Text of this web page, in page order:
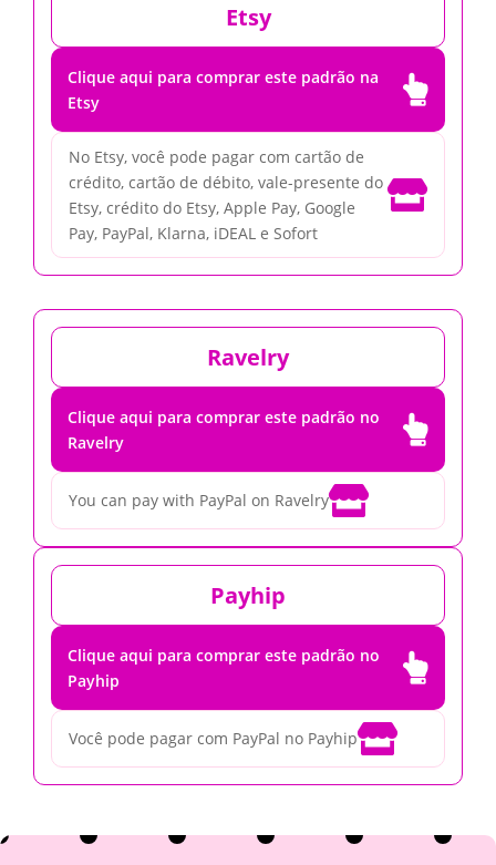
Etsy
Clique aqui para comprar este padrão na
Etsy

No Etsy, você pode pagar com cartão de
crédito, cartão de débito, vale-presente do
Etsy, crédito do Etsy, Apple Pay, Google
Pay, PayPal, Klarna, iDEAL e Sofort

Ravelry
Clique aqui para comprar este padrão no
Ravelry

You can pay with PayPal on Ravelry
Payhip
Clique aqui para comprar este padrão no
Payhip

Você pode pagar com PayPal no Payhip